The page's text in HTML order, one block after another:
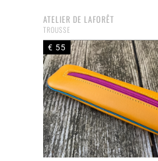
ATELIER DE LAFORÊT
TROUSSE
€ 55